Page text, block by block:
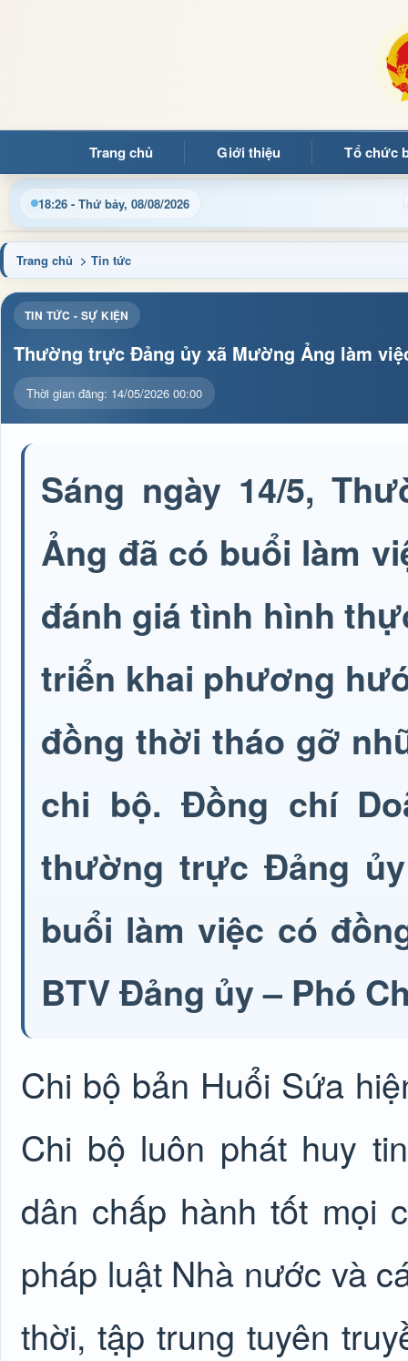
Trang chủ Giới thiệu Tổ chức
18:26 - Thứ bảy, 08/08/2026
hành, thủ tục hành chính và tin tức địa phương nhanh
Trang chủ > Tin tức
TIN TỨC - SỰ KIỆN
Thường trực Đảng ủy xã Mường Ảng làm
Thời gian đăng: 14/05/2026 00:00
Sáng ngày 14/5,
Ảng đã có buổi làm
đánh giá tình hình
triển khai phương
đồng thời tháo gỡ
chi bộ. Đồng chí
thường trực Đảng
buổi làm việc có
BTV Đảng ủy – Phó
Chi bộ bản Huổi Sứa
Chi bộ luôn phát huy
dân chấp hành tốt mọi
pháp luật Nhà nước và
thời, tập trung tuyên